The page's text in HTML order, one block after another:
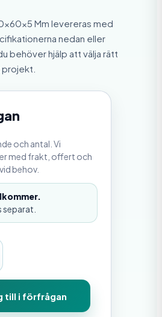
Mm levereras med
nedan eller
behöver hjälp att välja rätt
och antal. Vi
med frakt, offert och
behov.
separat.
till i förfrågan